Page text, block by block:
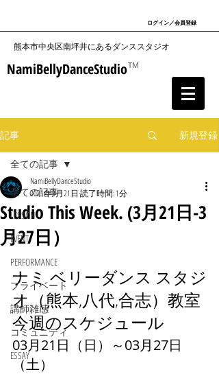
ログイン／会員登録
​熊本市中央区南坪井にあるダンススタジオ
NamiBellyDanceStudioTM
記事 新規登録
全ての記事
LESSON
EVENT
PERFORMANCE
プライベート
講師雑感
コミュニティ
ESSAY
全ての記事
Studio This Week. (3月21日-3
月27日）
NamiBellyDanceStudio
2021年3月21日 読了時間: 1分
ナミ ベリーダンス スタジ
オ（熊本,八代,合志）教室
今週のスケジュール
03月21日（日）～03月27日
（土）